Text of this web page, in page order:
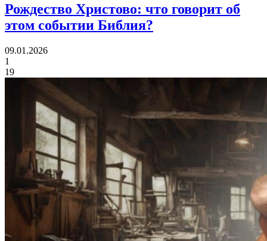
Рождество Христово: что говорит об
этом событии Библия?
09.01.2026
1
19